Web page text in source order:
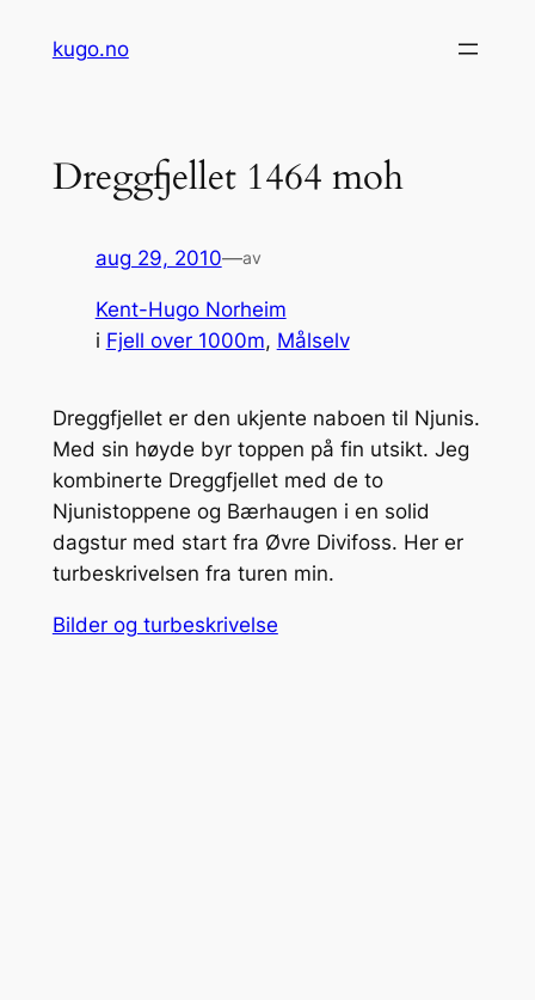
kugo.no
Dreggfjellet 1464 moh
aug 29, 2010—av
Kent-Hugo Norheim
i Fjell over 1000m, Målselv
Dreggfjellet er den ukjente naboen til Njunis.
Med sin høyde byr toppen på fin utsikt. Jeg
kombinerte Dreggfjellet med de to
Njunistoppene og Bærhaugen i en solid
dagstur med start fra Øvre Divifoss. Her er
turbeskrivelsen fra turen min.
Bilder og turbeskrivelse